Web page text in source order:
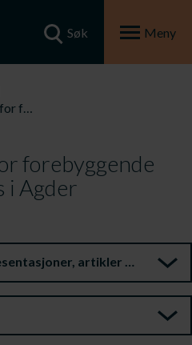
Søk Meny
902021 – Områdestrategi for forebyggende tiltak mot lakselus i Agder (Agderstrategi)
forebyggende
i Agder
artikler m.m.